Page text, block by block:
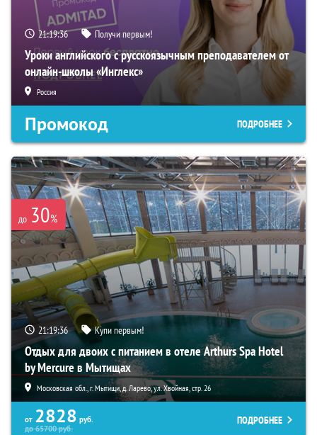
21:19:35 Получи первым!
Уроки английского с русскоязычным преподавателем от
онлайн-школы «Инглекс»
Россия
Промокод ПОДРОБНЕЕ
до 30%
21:19:35 Купи первым!
Отдых для двоих с питанием в отеле Arthurs Spa Hotel
by Mercure в Мытищах
Московская обл., г. Мытищи, д. Ларево, ул. Хвойная, стр. 26
от 2828 руб.
до65700руб.
ПОДРОБНЕЕ